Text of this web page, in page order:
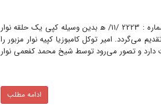
تاریخ سند: 18 شهریور 1349 موضوع : نوار خمینی متن سند: از : 11/ هـ به : 316 شماره : 2223 /11/ ﻫ بدین وسیله کپی یک حلقه نوار
امیر توکل کامبوزیا1 می‌باشد به پیوست تقدیم می‌گردد. امیر توکل کامبوزیا کپیه نوار مزبور را
شنبه : خبر فوق صحت دارد و تصور می‌رود توسط شیخ محمد کفعمی نوار
ادامه مطلب